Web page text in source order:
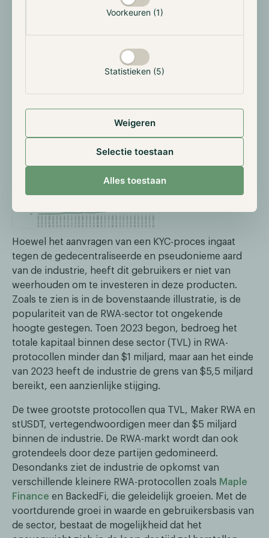
Voorkeuren (1)
Statistieken (5)
Weigeren
Selectie toestaan
Alles toestaan
details zoals het hoofdbedrag en het
rentepercentage worden gespecificeerd, die
vervolgens beschikbaar wordt gesteld op hun
platform. Gebruikers kunnen deze leningen aangaan
door stablecoins te storten. Deze stablecoins worden
vervolgens uitgeleend aan de eerder genoemde
bedrijven. Hoewel enkele DeFi-protocollen geen KYC-
Hoewel het aanvragen van een KYC-proces ingaat
tegen de gedecentraliseerde en pseudonieme aard
van de industrie, heeft dit gebruikers er niet van
weerhouden om te investeren in deze producten.
Zoals te zien is in de bovenstaande illustratie, is de
populariteit van de RWA-sector tot ongekende
hoogte gestegen. Toen 2023 begon, bedroeg het
totale kapitaal binnen dese sector (TVL) in RWA-
protocollen minder dan $1 miljard, maar aan het einde
van 2023 heeft de industrie de grens van $5,5 miljard
bereikt, een aanzienlijke stijging.
De twee grootste protocollen qua TVL, Maker RWA en
stUSDT, vertegendwoordigen meer dan $5 miljard
binnen de industrie. De RWA-markt wordt dan ook
grotendeels door deze partijen gedomineerd.
Desondanks ziet de industrie de opkomst van
verschillende kleinere RWA-protocollen zoals Maple
Finance en BackedFi, die geleidelijk groeien. Met de
voortdurende groei in waarde en gebruikersbasis van
de sector, bestaat de mogelijkheid dat het